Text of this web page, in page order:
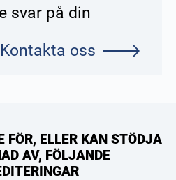
svar på din
Kontakta oss
FÖR, ELLER KAN STÖDJA
AV, FÖLJANDE